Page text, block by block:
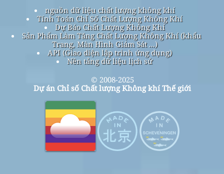
nguồn dữ liệu chất lượng không khí
Tính Toán Chỉ Số Chất Lượng Không Khí
Dự Báo Chất Lượng Không Khí
Sản Phẩm Làm Tăng Chất Lượng Không Khí (khẩu
Trang, Màn Hình Giám Sát ...)
API (Giao diện lập trình ứng dụng)
Nền tảng dữ liệu lịch sử
© 2008-2025
Dự án Chỉ số Chất lượng Không khí Thế giới